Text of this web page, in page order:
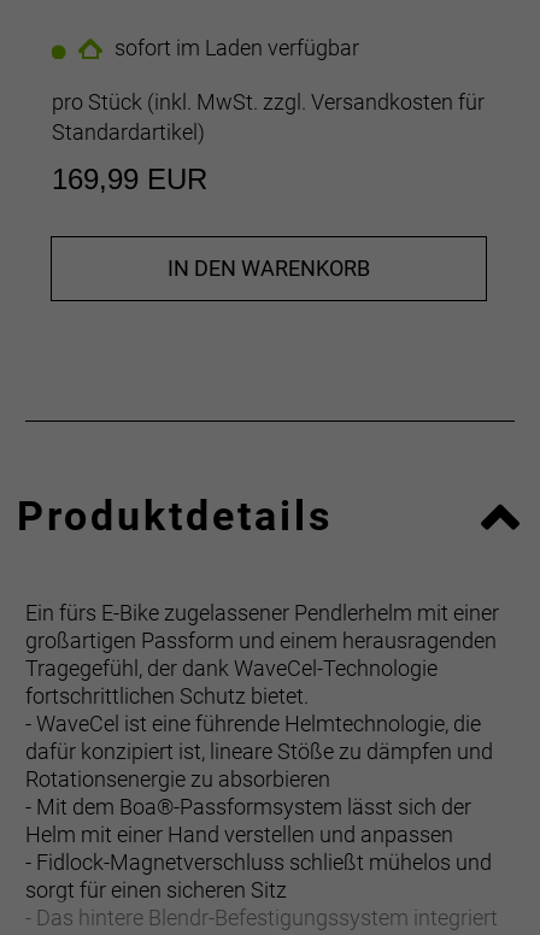
sofort im Laden verfügbar
pro Stück (inkl. MwSt. zzgl. Versandkosten für
Standardartikel)
169,99 EUR
IN DEN WARENKORB
Produktdetails
Ein fürs E-Bike zugelassener Pendlerhelm mit einer
großartigen Passform und einem herausragenden
Tragegefühl, der dank WaveCel-Technologie
fortschrittlichen Schutz bietet.
- WaveCel ist eine führende Helmtechnologie, die
dafür konzipiert ist, lineare Stöße zu dämpfen und
Rotationsenergie zu absorbieren
- Mit dem Boa®-Passformsystem lässt sich der
Helm mit einer Hand verstellen und anpassen
- Fidlock-Magnetverschluss schließt mühelos und
sorgt für einen sicheren Sitz
- Das hintere Blendr-Befestigungssystem integriert